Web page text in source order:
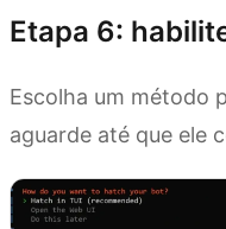
Etapa 6:
Escolha um método
aguarde até que ele